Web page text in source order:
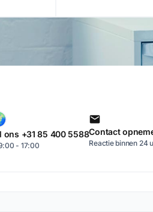
ons +31 85 400 5588
- 17:00
Contact
Reactie binnen 24